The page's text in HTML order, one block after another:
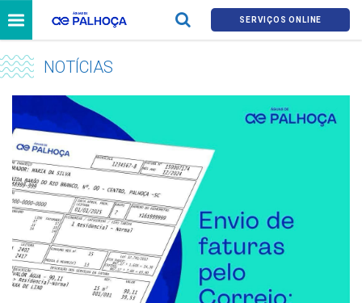
SERVIÇOS ONLINE
NOTÍCIAS